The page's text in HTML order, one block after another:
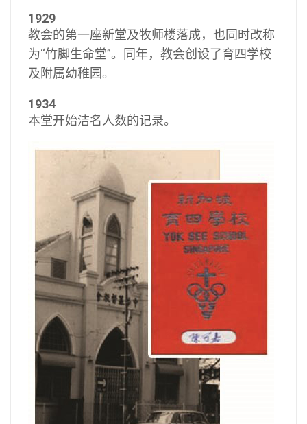
1929
教会的第一座新堂及牧师楼落成，也同时改称
为“竹脚生命堂”。同年，教会创设了育四学校
及附属幼稚园。
1934
本堂开始洁名人数的记录。